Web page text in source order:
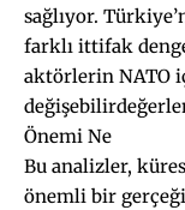
sağlıyor.
farklı ittifak
aktörlerin NATO
Önemi Ne
Bu analizler,
önemli bir